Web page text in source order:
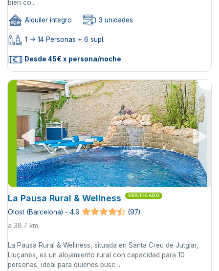
bien co...
Alquiler íntegro 3 unidades
1 -> 14 Personas + 6 supl.
Desde 45€ x persona/noche
La Pausa Rural & Wellness VERIFICADO
Olost (Barcelona) - 4.9
(97)
a 38.7 km.
La Pausa Rural & Wellness, situada en Santa Creu de Jutglar,
Lluçanès, es un alojamiento rural con capacidad para 10
personas, ideal para quienes busc ...